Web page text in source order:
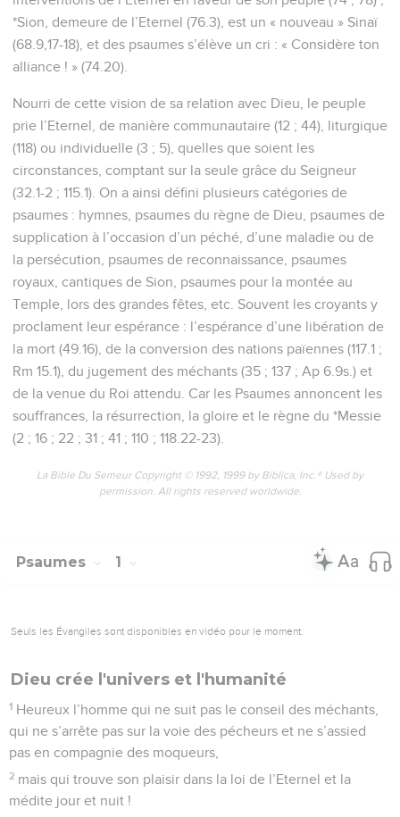
*Sion, demeure de l’Eternel (76.3), est un « nouveau » Sinaï
(68.9,17-18), et des psaumes s’élève un cri : « Considère ton
alliance ! » (74.20).
Nourri de cette vision de sa relation avec Dieu, le peuple
prie l’Eternel, de manière communautaire (12 ; 44), liturgique
(118) ou individuelle (3 ; 5), quelles que soient les
circonstances, comptant sur la seule grâce du Seigneur
(32.1-2 ; 115.1). On a ainsi défini plusieurs catégories de
psaumes : hymnes, psaumes du règne de Dieu, psaumes de
supplication à l’occasion d’un péché, d’une maladie ou de
la persécution, psaumes de reconnaissance, psaumes
royaux, cantiques de Sion, psaumes pour la montée au
Temple, lors des grandes fêtes, etc. Souvent les croyants y
proclament leur espérance : l’espérance d’une libération de
la mort (49.16), de la conversion des nations païennes (117.1 ;
Rm 15.1), du jugement des méchants (35 ; 137 ; Ap 6.9s.) et
de la venue du Roi attendu. Car les Psaumes annoncent les
souffrances, la résurrection, la gloire et le règne du *Messie
(2 ; 16 ; 22 ; 31 ; 41 ; 110 ; 118.22-23).
La Bible Du Semeur Copyright © 1992, 1999 by Biblica, Inc.® Used by
permission. All rights reserved worldwide.
Psaumes 1
Seuls les Évangiles sont disponibles en vidéo pour le moment.
Dieu crée l'univers et l'humanité
1 Heureux l’homme qui ne suit pas le conseil des méchants,
qui ne s’arrête pas sur la voie des pécheurs et ne s’assied
pas en compagnie des moqueurs,
2 mais qui trouve son plaisir dans la loi de l’Eternel et la
médite jour et nuit !